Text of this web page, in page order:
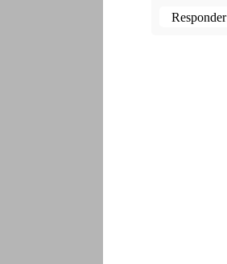
Responder